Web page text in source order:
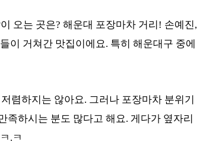
오는 곳은? 해운대 포장마차 거리! 손예진,
이 거쳐간 맛집이에요. 특히 해운대구 중에
렴하지는 않아요. 그러나 포장마차 분위기
족하시는 분도 많다고 해요. 게다가 옆자리
.ㅋ